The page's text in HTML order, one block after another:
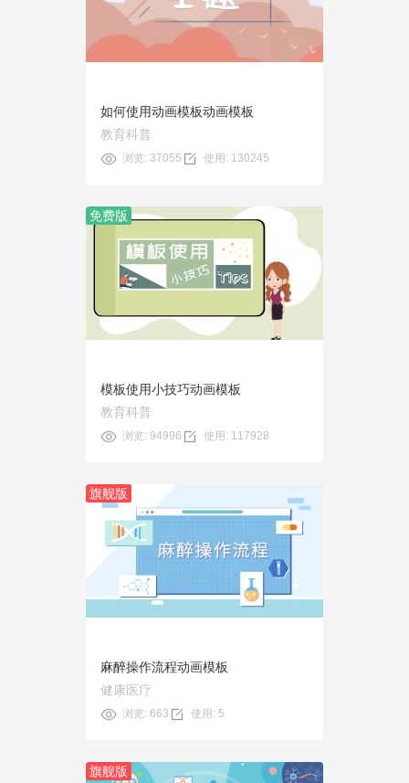
使用
如何使用动画模板动画模板
教育科普
浏览: 37055 使用: 130245
免费版
预览
模板使用小技巧动画模板
教育科普
浏览: 94996 使用: 117928
旗舰版
预览
麻醉操作流程动画模板
健康医疗
浏览: 663 使用: 5
旗舰版